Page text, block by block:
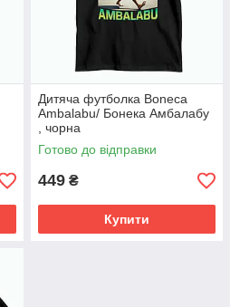
Дитяча футболка Boneca
Ambalabu/ Бонека Амбалабу
, чорна
Готово до відправки
449 ₴
Купити